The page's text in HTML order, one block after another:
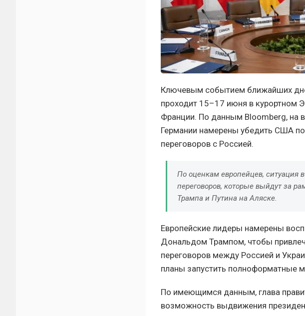
Ключевым событием ближайших
проходит 15–17 июня в курортном
Франции. По данным Bloomberg, на
Германии намерены убедить США
переговоров с Россией.
По оценкам европейцев, ситуация
переговоров, которые выйдут за
Трампа и Путина на Аляске.
Европейские лидеры намерены
Дональдом Трампом, чтобы
переговоров между Россией и
планы запустить полноформатные
По имеющимся данным, глава
возможность выдвижения